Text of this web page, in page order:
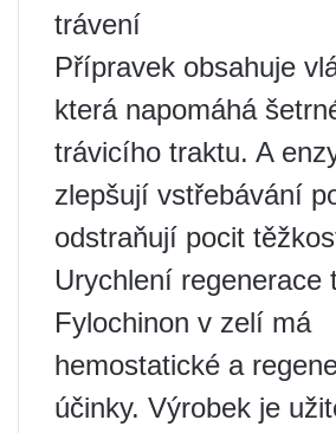
trávení
Přípravek obsahuje
která napomáhá
trávicího traktu. A
zlepšují vstřebávání
odstraňují pocit
Urychlení regenerace
Fylochinon v zelí má
hemostatické a
účinky. Výrobek je